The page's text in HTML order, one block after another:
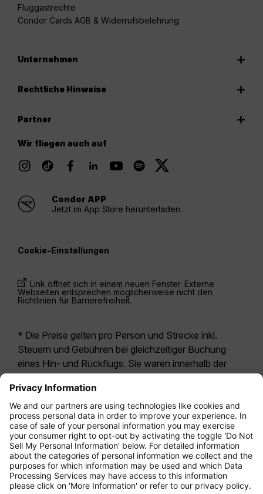
Fluggastrechte
Condor Cards AGB & Widerrufsbelehrung
Unternehmen
Rechtliche Hinweise
Partner
Wir fliegen auch auf
Condor APP
Jetzt im App Store herunterladen.
Cookie-Einstellungen
Link öffnet sich in einem neuen Fenster. Externe
Webseiten entsprechen möglicherweise nicht den
Richtlinien für Barrierefreiheit.
* Die Preise gelten pro Person und Strecke inkl.
Steuern und Gebühren bei gleichzeitiger Buchung
eines Hin- und Rückflugs. Sie waren innerhalb der
möglicherweise nicht mehr aktuell. Bei den für die
Economy Class angegebenen Tarifen handelt es
sich i.d.R. um Economy Zero, unsere restriktivste
Tarifoption. Es können hierfür zusätzliche Gebühren
fürAufgabegepäckoder für andere optionale
Leistungen anfallen. Es gelten dieAllgemeinen
Geschäftsbedingungen .